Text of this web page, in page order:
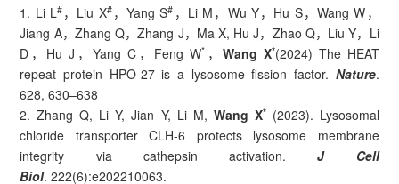
1. Li L#，Liu X#，Yang S# ，Li M，Wu Y，Hu S，Wang W，
Jiang A，Zhang Q，Zhang J，Ma X, Hu J，Zhao Q，Liu Y，Li
D，Hu J，Yang C，Feng W*， Wang X*(2024) The HEAT
repeat protein HPO-27 is a lysosome fission factor. Nature.
628, 630–638
2. Zhang Q, Li Y, Jian Y, Li M, Wang X*(2023). Lysosomal
chloride transporter CLH-6 protects lysosome membrane
integrity via cathepsin activation.J Cell
Biol. 222(6):e202210063.